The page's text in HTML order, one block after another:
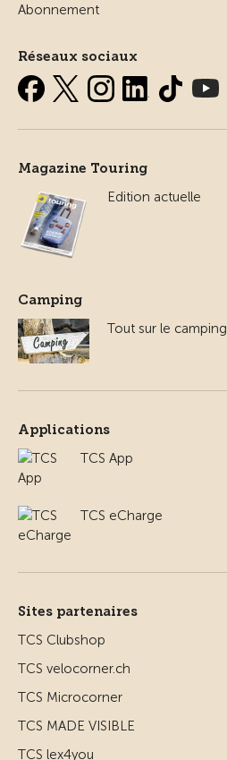
Abonnement
Réseaux sociaux
Magazine Touring
Edition actuelle
Camping
Tout sur le camping
Applications
TCS App
TCS eCharge
Sites partenaires
TCS Clubshop
TCS velocorner.ch
TCS Microcorner
TCS MADE VISIBLE
TCS lex4you